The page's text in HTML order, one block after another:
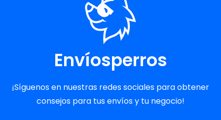
Envíosperros
¡Síguenos en nuestras redes sociales para obtener
consejos para tus envíos y tu negocio!